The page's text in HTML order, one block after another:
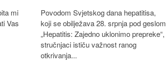
Vas
Povodom Svjetskog dana hepatitisa,
koji se obilježava 28. srpnja pod geslom
„Hepatitis: Zajedno uklonimo prepreke“,
stručnjaci ističu važnost ranog
otkrivanja...